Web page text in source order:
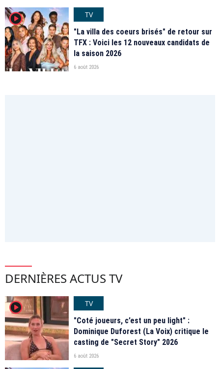
player2
TV
"La villa des coeurs brisés" de retour sur
TFX : Voici les 12 nouveaux candidats de
la saison 2026
6 août 2026
DERNIÈRES ACTUS TV
player2
TV
"Coté joueurs, c’est un peu light" :
Dominique Duforest (La Voix) critique le
casting de "Secret Story" 2026
6 août 2026